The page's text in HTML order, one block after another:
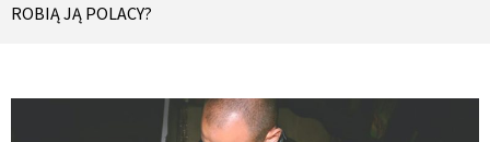
ROBIĄ JĄ POLACY?